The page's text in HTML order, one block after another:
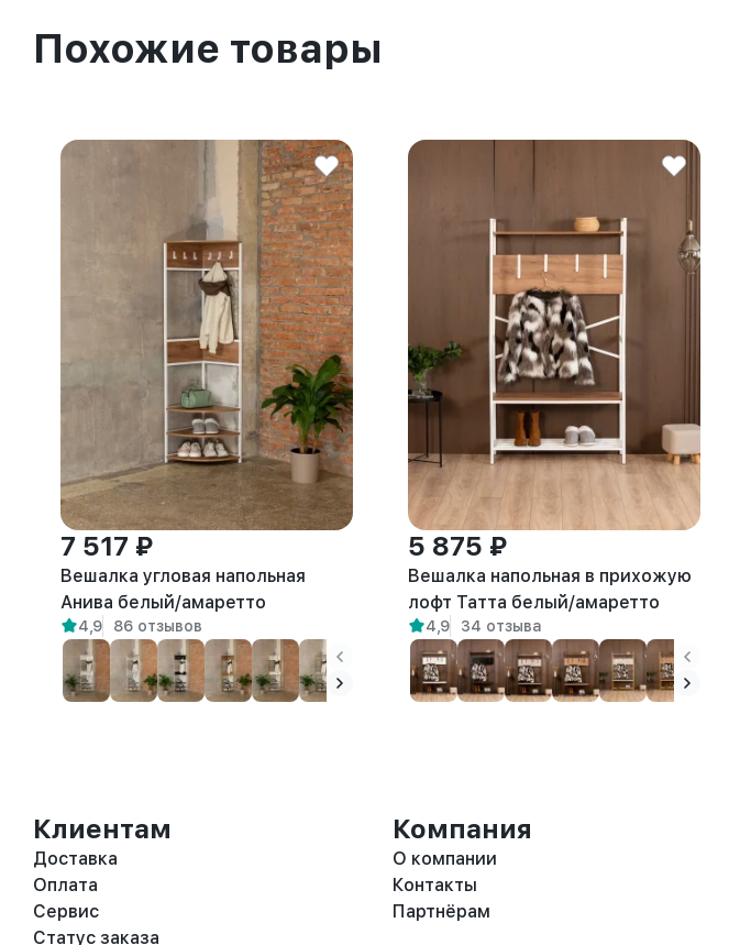
Похожие товары
7 517 ₽
Вешалка угловая напольная
Анива белый/амаретто
4,9 86 отзывов
5 875 ₽
Вешалка напольная в прихожую
лофт Татта белый/амаретто
4,9 34 отзыва
Клиентам
Доставка
Оплата
Сервис
Статус заказа
Компания
О компании
Контакты
Партнёрам